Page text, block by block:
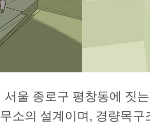
서울 종로구 평창동에 짓
소의 설계이며, 경량목구